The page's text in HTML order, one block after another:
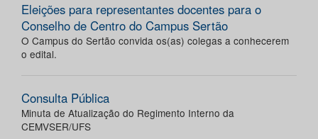
Eleições para representantes docentes para o
Conselho de Centro do Campus Sertão
O Campus do Sertão convida os(as) colegas a conhecerem
o edital.
Consulta Pública
Minuta de Atualização do Regimento Interno da
CEMVSER/UFS